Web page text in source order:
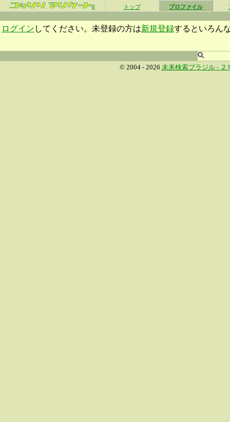
β トップ プロファイル
ログイン してください。未登録の方は新規登録するといろん
© 2004 - 2026 未来検索ブラジル - ２